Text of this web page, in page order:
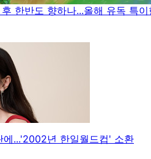
한반도 향하나...올해 유독 특
에...'2002년 한일월드컵' 소환